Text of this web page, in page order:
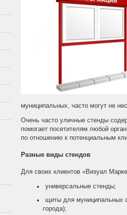
муниципальных, часто могут не
Очень часто уличные стенды
помогает посетителям любой
по отношению к потенциальным
Разные виды стендов
Для своих клиентов «Визуал
универсальные стенды;
щиты для муниципальных
города);